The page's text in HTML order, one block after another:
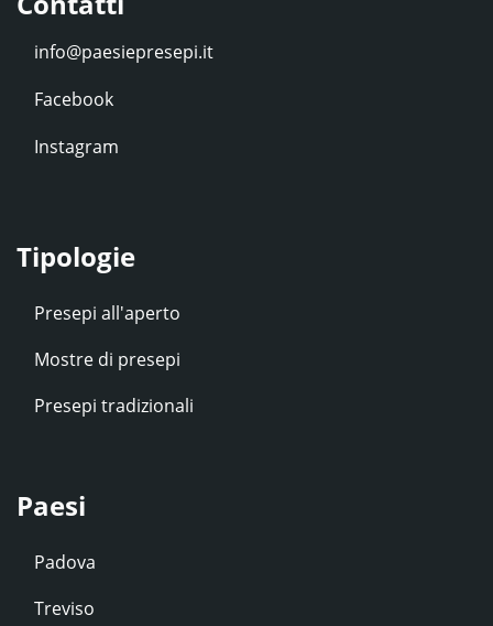
Facebook
Instagram
Tipologie
Presepi all'aperto
Mostre di presepi
Presepi tradizionali
Paesi
Padova
Treviso